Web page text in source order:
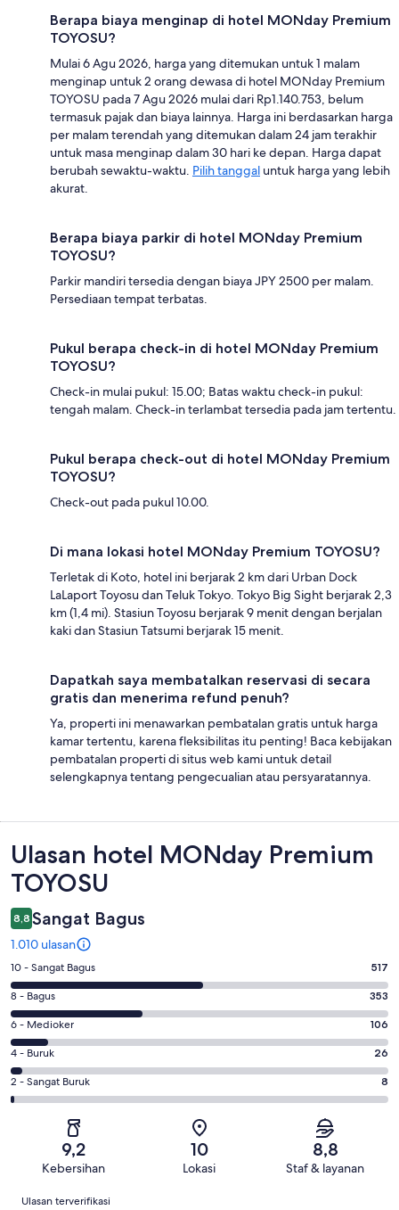
Berapa biaya menginap di hotel MONday Premium
TOYOSU?
Mulai 6 Agu 2026, harga yang ditemukan untuk 1 malam
menginap untuk 2 orang dewasa di hotel MONday Premium
TOYOSU pada 7 Agu 2026 mulai dari Rp1.140.753, belum
termasuk pajak dan biaya lainnya. Harga ini berdasarkan harga
per malam terendah yang ditemukan dalam 24 jam terakhir
untuk masa menginap dalam 30 hari ke depan. Harga dapat
berubah sewaktu-waktu. Pilih tanggal untuk harga yang lebih
akurat.
Berapa biaya parkir di hotel MONday Premium
TOYOSU?
Parkir mandiri tersedia dengan biaya JPY 2500 per malam.
Persediaan tempat terbatas.
Pukul berapa check-in di hotel MONday Premium
TOYOSU?
Check-in mulai pukul: 15.00; Batas waktu check-in pukul:
tengah malam. Check-in terlambat tersedia pada jam tertentu.
Pukul berapa check-out di hotel MONday Premium
TOYOSU?
Check-out pada pukul 10.00.
Di mana lokasi hotel MONday Premium TOYOSU?
Terletak di Koto, hotel ini berjarak 2 km dari Urban Dock
LaLaport Toyosu dan Teluk Tokyo. Tokyo Big Sight berjarak 2,3
km (1,4 mi). Stasiun Toyosu berjarak 9 menit dengan berjalan
kaki dan Stasiun Tatsumi berjarak 15 menit.
Dapatkah saya membatalkan reservasi di secara
gratis dan menerima refund penuh?
Ya, properti ini menawarkan pembatalan gratis untuk harga
kamar tertentu, karena fleksibilitas itu penting! Baca kebijakan
pembatalan properti di situs web kami untuk detail
selengkapnya tentang pengecualian atau persyaratannya.
Ulasan
Ulasan hotel MONday Premium
TOYOSU
8,8 Sangat Bagus
1.010 ulasan
Penilaian
10
-
Sangat
Bagus.
517
dari
1010
10 - Sangat Bagus 517
Penilaian
8
-
Bagus.
353
dari
1010
8 - Bagus 353
Penilaian
6
-
Medioker.
106
6 - Medioker 106
Penilaian
4
-
4 - Buruk 26
Penilaian
2
dari
2 - Sangat Buruk 8
9,2
Kebersihan
10
Lokasi
8,8
Staf & layanan
Ulasan
Ulasan terverifikasi